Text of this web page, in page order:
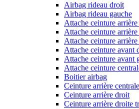
Airbag rideau droit
Airbag rideau gauche
Attache ceinture
Attache ceinture
Attache ceinture arrière
Attache ceinture avant
Attache ceinture avant
Attache ceinture
Boitier airbag
Ceinture arrière centrale
Ceinture arrière droit
Ceinture arrière droite